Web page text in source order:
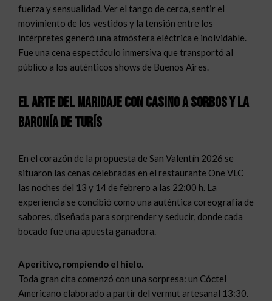
fuerza y sensualidad. Ver el tango de cerca, sentir el
movimiento de los vestidos y la tensión entre los
intérpretes generó una atmósfera eléctrica e inolvidable.
Fue una cena espectáculo inmersiva que transportó al
público a los auténticos shows de Buenos Aires.
El arte del maridaje con Casino a Sorbos y La
Baronía de Turís
En el corazón de la propuesta de San Valentín 2026 se
situaron las cenas celebradas en el restaurante One VLC
las noches del 13 y 14 de febrero a las 22:00 h. La
experiencia se concibió como una auténtica coreografía de
sabores, diseñada para sorprender y seducir, donde cada
bocado fue una apuesta ganadora.
Aperitivo, rompiendo el hielo.
Toda gran cita comenzó con una sorpresa: un Cóctel
Americano elaborado a partir del vermut artesanal 13:30.